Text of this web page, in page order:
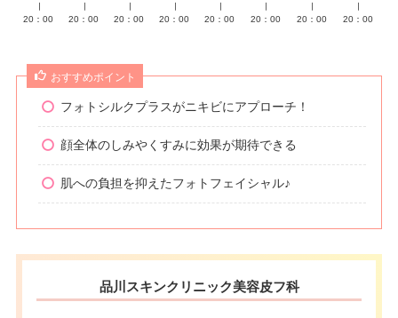
20：00
20：00
20：00
20：00
20：00
20：00
20：00
20：00
おすすめポイント
フォトシルクプラスがニキビにアプローチ！
顔全体のしみやくすみに効果が期待できる
肌への負担を抑えたフォトフェイシャル♪
品川スキンクリニック美容皮フ科